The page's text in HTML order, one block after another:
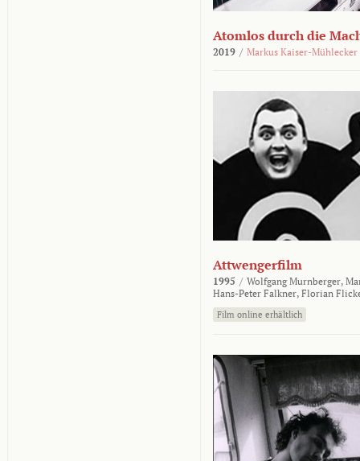
Atomlos durch die
2019 / Markus Kaiser-Mühlecker
Attwengerfilm
1995 / Wolfgang Murnberger,
Hans-Peter Falkner, Florian
Film online erhältlich